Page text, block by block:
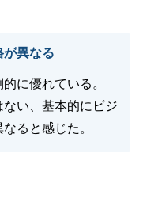
、よろしくお願い
が異なる
に優れている。
い、基本的にビジ
ると感じた。